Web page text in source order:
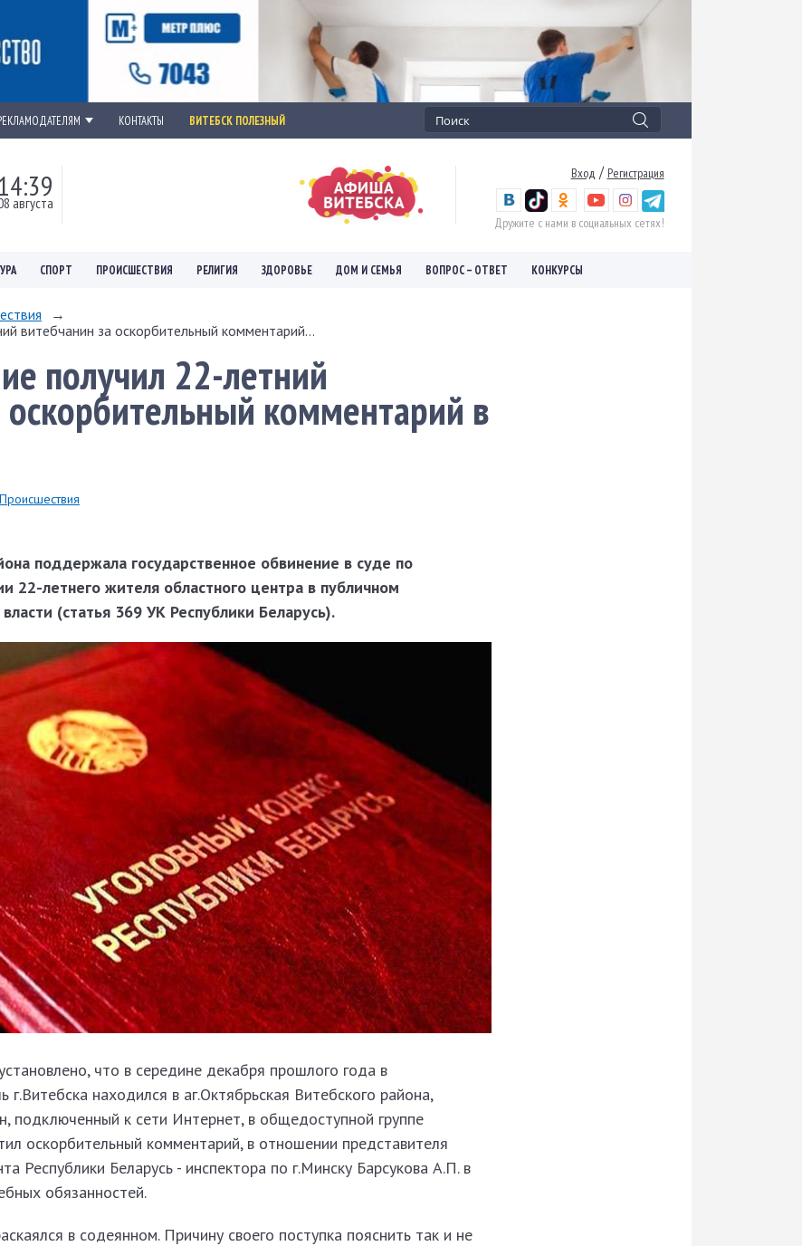
КОНТАКТЫ ВИТЕБСК ПОЛЕЗНЫЙ
14:39
августа
Вход / Регистрация
Дружите с нами в социальных сетях!
СПОРТ ПРОИСШЕСТВИЯ РЕЛИГИЯ ЗДОРОВЬЕ ДОМ И СЕМЬЯ ВОПРОС – ОТВЕТ КОНКУРСЫ
→
витебчанин за оскорбительный комментарий...
получил 22-летний
оскорбительный комментарий в
Происшествия
поддержала государственное обвинение в суде по
22-летнего жителя областного центра в публичном
(статья 369 УК Республики Беларусь).
что в середине декабря прошлого года в
находился в аг.Октябрьская Витебского района,
подключенный к сети Интернет, в общедоступной группе
оскорбительный комментарий, в отношении представителя
Республики Беларусь - инспектора по г.Минску Барсукова А.П. в
обязанностей.
в содеянном. Причину своего поступка пояснить так и не